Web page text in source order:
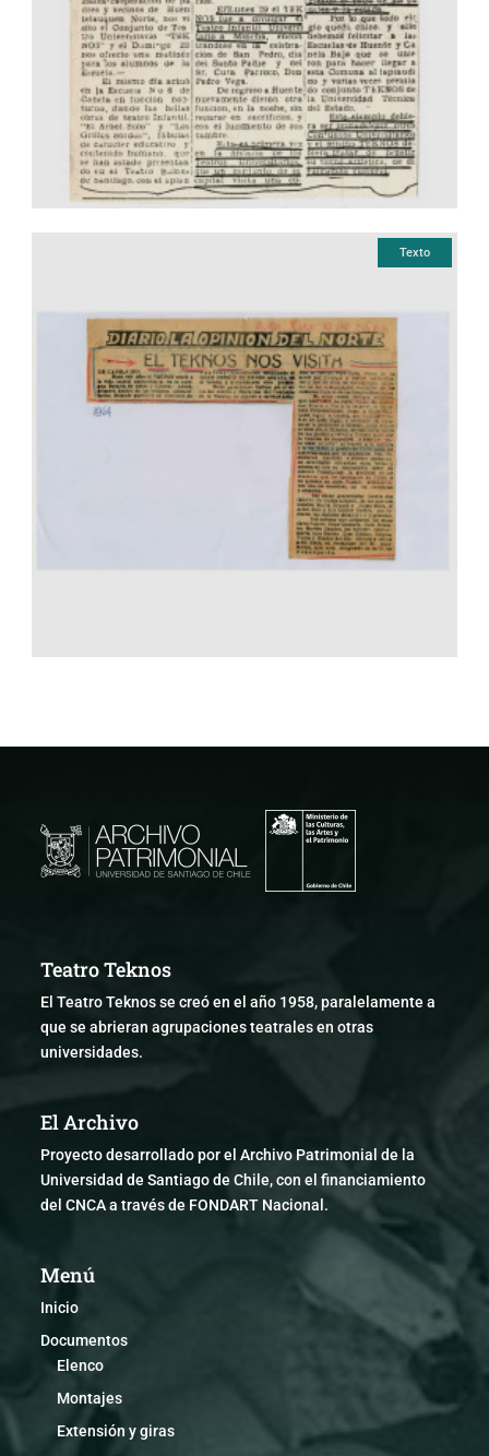
Texto
Teatro Teknos
El Teatro Teknos se creó en el año 1958, paralelamente a
que se abrieran agrupaciones teatrales en otras
universidades.
El Archivo
Proyecto desarrollado por el Archivo Patrimonial de la
Universidad de Santiago de Chile, con el financiamiento
del CNCA a través de FONDART Nacional.
Menú
Inicio
Documentos
Elenco
Montajes
Extensión y giras